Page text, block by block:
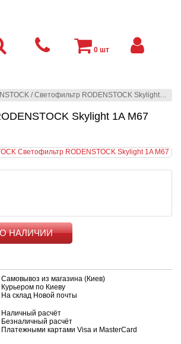
/Светофильтр RODENSTOCK Skylight 1A M67
Skylight 1A M67
Самовывоз из магазина (Киев)
Курьером по Киеву
На склад Новой почты
Наличный расчёт
Безналичный расчёт
Платежными картами Visa и MasterCard
0 шт